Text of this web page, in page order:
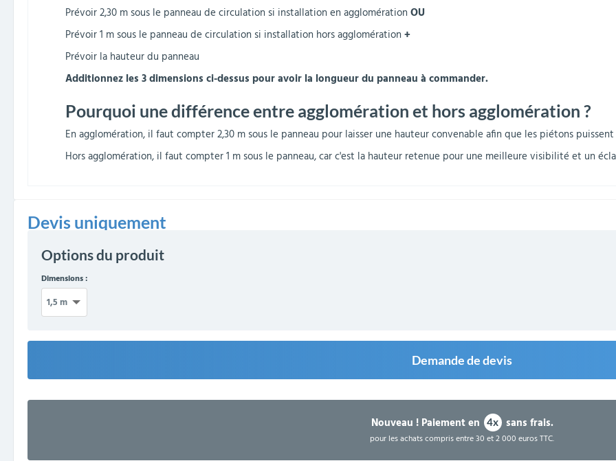
Devis uniquement
Options du produit
Dimensions :
Demande de devis
Nouveau !Paiement en 4x sans frais.
pour les achats compris entre 30 et 2 000 euros TTC.
Prévoir 2,30 m sous le panneau de circulation si installation en agglomération OU
Prévoir 1 m sous le panneau de circulation si installation hors agglomération +
Prévoir la hauteur du panneau
Additionnez les 3 dimensions ci-dessus pour avoir la longueur du panneau à commander.
Pourquoi une différence entre agglomération et hors agglomération ?
En agglomération, il faut compter 2,30 m sous le panneau pour laisser une hauteur convenable afin que les piétons puissent
Hors agglomération, il faut compter 1 m sous le panneau, car c'est la hauteur retenue pour une meilleure visibilité et un